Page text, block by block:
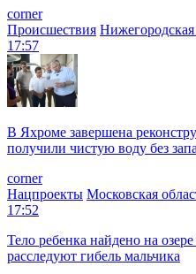
corner
Происшествия Нижегородская
17:57
В Яхроме завершена
получили чистую воду без
corner
Нацпроекты Московская
17:52
Тело ребенка найдено на
расследуют гибель мальчика